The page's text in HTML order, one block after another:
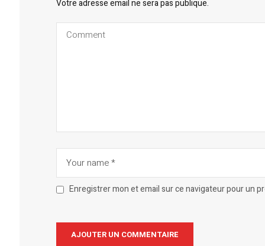
Votre adresse email ne sera pas publique.
Enregistrer mon et email sur ce navigateur pour un